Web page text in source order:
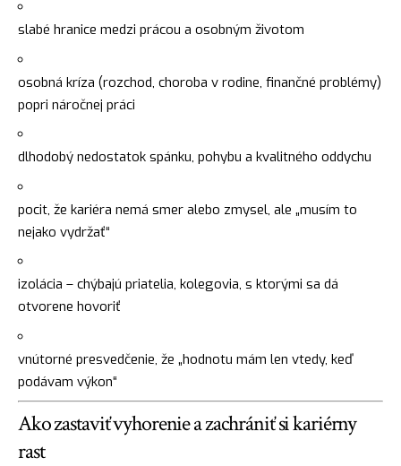
slabé hranice medzi prácou a osobným životom
osobná kríza (rozchod, choroba v rodine, finančné problémy)
popri náročnej práci
dlhodobý nedostatok spánku, pohybu a kvalitného oddychu
pocit, že kariéra nemá smer alebo zmysel, ale „musím to
nejako vydržať“
izolácia – chýbajú priatelia, kolegovia, s ktorými sa dá
otvorene hovoriť
vnútorné presvedčenie, že „hodnotu mám len vtedy, keď
podávam výkon“
Ako zastaviť vyhorenie a zachrániť si kariérny
rast